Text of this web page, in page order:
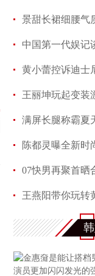
王丽坤玩起变装
陈都灵曝全新时
07快男再聚首晒